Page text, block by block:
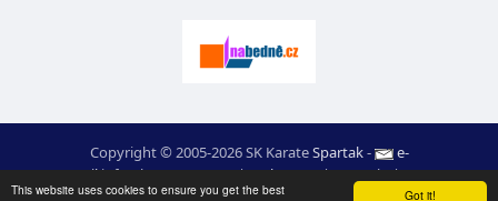
Got it!
This website uses cookies to ensure you get the best
Copyright © 2005-2026 SK KarateSpartak-
e-
mail:moc.ceretarak@ofni|Web-Karte| Login|RSS
webdesign:Ing. Pavel Švojgr,ergebnisse karate : Mgr. Jiří Kotala